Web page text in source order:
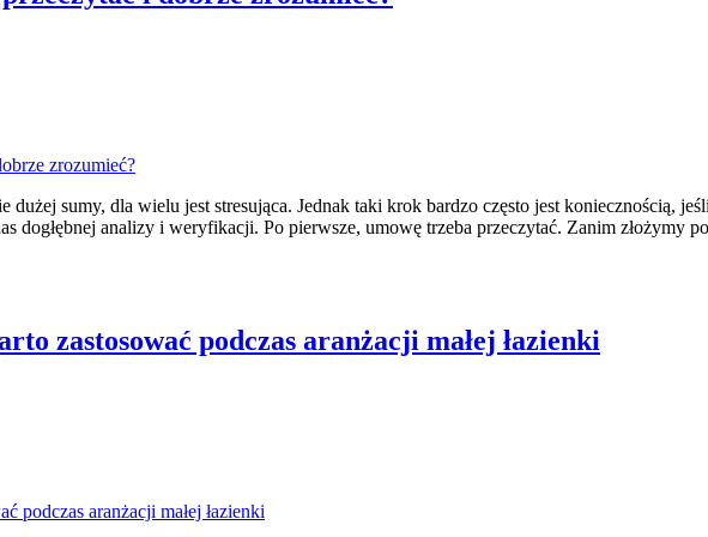
dużej sumy, dla wielu jest stresująca. Jednak taki krok bardzo często jest koniecznością,
dogłębnej analizy i weryfikacji. Po pierwsze, umowę trzeba przeczytać. Zanim
zastosować podczas aranżacji małej łazienki